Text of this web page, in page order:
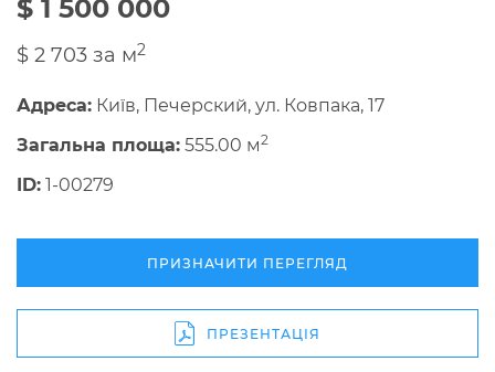
$ 1 500 000
$ 2 703 за м2
Адреса: Київ, Печерский, ул. Ковпака, 17
Загальна площа: 555.00 м2
ID: 1-00279
ПРИЗНАЧИТИ ПЕРЕГЛЯД
ПРЕЗЕНТАЦІЯ